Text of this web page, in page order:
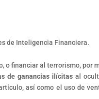
de Inteligencia Financiera.
o financiar al terrorismo, por
de ganancias ilícitasal
así como el uso de